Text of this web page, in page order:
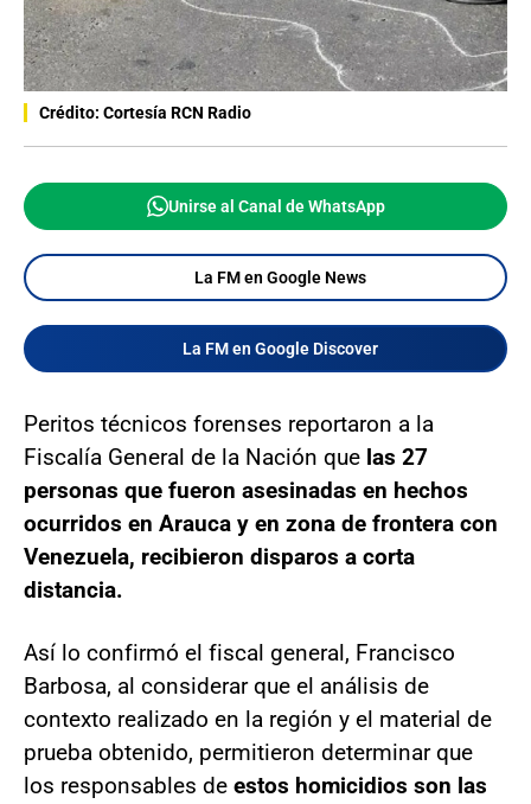
Crédito: Cortesía RCN Radio
Unirse al Canal de WhatsApp
La FM en Google News
La FM en Google Discover
Peritos técnicos forenses reportaron a la
Fiscalía General de la Nación que las 27
personas que fueron asesinadas en hechos
ocurridos en Arauca y en zona de frontera con
Venezuela, recibieron disparos a corta
distancia.
Así lo confirmó el fiscal general, Francisco
Barbosa, al considerar que el análisis de
contexto realizado en la región y el material de
prueba obtenido, permitieron determinar que
los responsables de estos homicidios son las